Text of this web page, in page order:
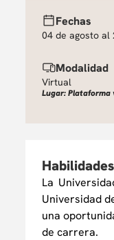
Fechas
04 de agosto al
Modalidad
Virtual
Lugar:
La
Universidad
una
de carrera.